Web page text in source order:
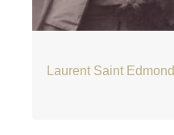
Laurent Saint Edmond